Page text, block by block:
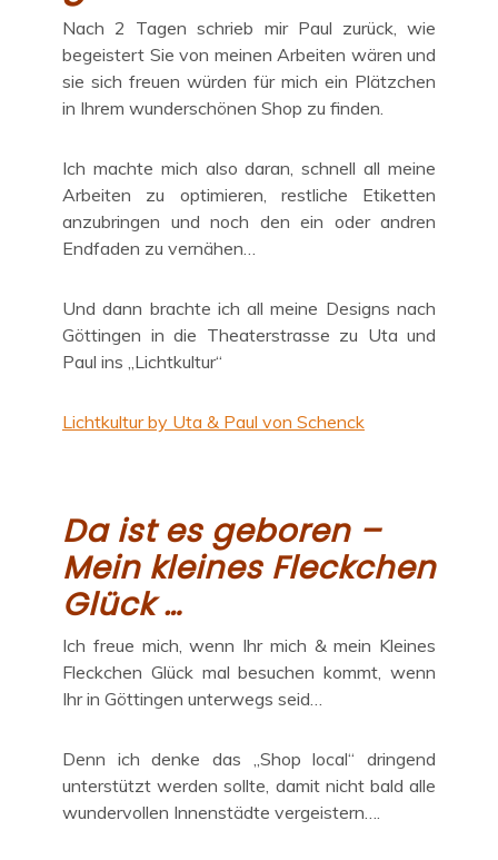
Nach 2 Tagen schrieb mir Paul zurück, wie
begeistert Sie von meinen Arbeiten wären und
sie sich freuen würden für mich ein Plätzchen
in Ihrem wunderschönen Shop zu finden.
Ich machte mich also daran, schnell all meine
Arbeiten zu optimieren, restliche Etiketten
anzubringen und noch den ein oder andren
Endfaden zu vernähen…
Und dann brachte ich all meine Designs nach
Göttingen in die Theaterstrasse zu Uta und
Paul ins „Lichtkultur“
Lichtkultur by Uta & Paul von Schenck
Da ist es geboren –
Mein kleines Fleckchen
Glück …
Ich freue mich, wenn Ihr mich & mein Kleines
Fleckchen Glück mal besuchen kommt, wenn
Ihr in Göttingen unterwegs seid…
Denn ich denke das „Shop local“ dringend
unterstützt werden sollte, damit nicht bald alle
wundervollen Innenstädte vergeistern….